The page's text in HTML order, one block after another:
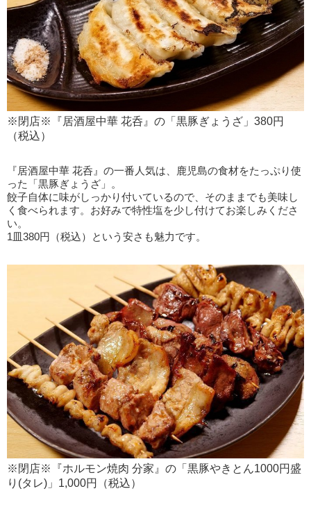
※閉店※『居酒屋中華 花呑』の「黒豚ぎょうざ」380円
（税込）
『居酒屋中華 花呑』の一番人気は、鹿児島の食材をたっぷり使
った「黒豚ぎょうざ」。
餃子自体に味がしっかり付いているので、そのままでも美味し
く食べられます。お好みで特性塩を少し付けてお楽しみくださ
い。
1皿380円（税込）という安さも魅力です。
※閉店※『ホルモン焼肉 分家』の「黒豚やきとん1000円盛
り(タレ)」1,000円（税込）